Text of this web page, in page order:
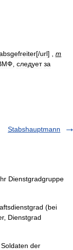
[/url] , m
следует за
Stabshauptmann
Dienstgradgruppe
(bei
Dienstgrad
der